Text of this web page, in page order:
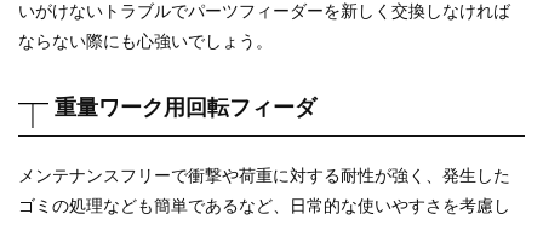
いがけないトラブルでパーツフィーダーを新しく交換しなければ
ならない際にも心強いでしょう。
重量ワーク用回転フィーダ
メンテナンスフリーで衝撃や荷重に対する耐性が強く、発生した
ゴミの処理なども簡単であるなど、日常的な使いやすさを考慮し